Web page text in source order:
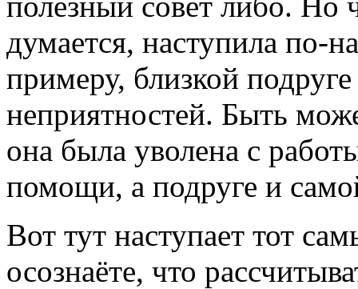
думается, наступила по-
примеру, близкой
неприятностей. Быть
она была уволена с
помощи, а подруге и
Вот тут наступает тот
осознаёте, что